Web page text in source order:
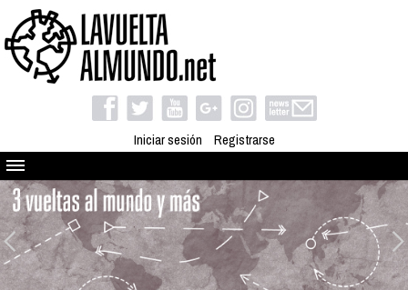
Iniciar sesión Registrarse
Quienes somos
El proyecto
Blog
Viaja con nosotros